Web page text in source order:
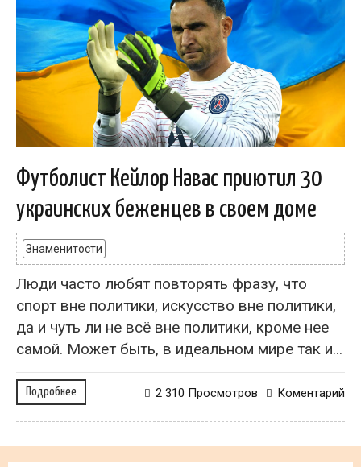
Футболист Кейлор Навас приютил 30
украинских беженцев в своем доме
Знаменитости
Люди часто любят повторять фразу, что
спорт вне политики, искусство вне политики,
да и чуть ли не всё вне политики, кроме нее
самой. Может быть, в идеальном мире так и...
Подробнее Коментарий
2 310 Просмотров